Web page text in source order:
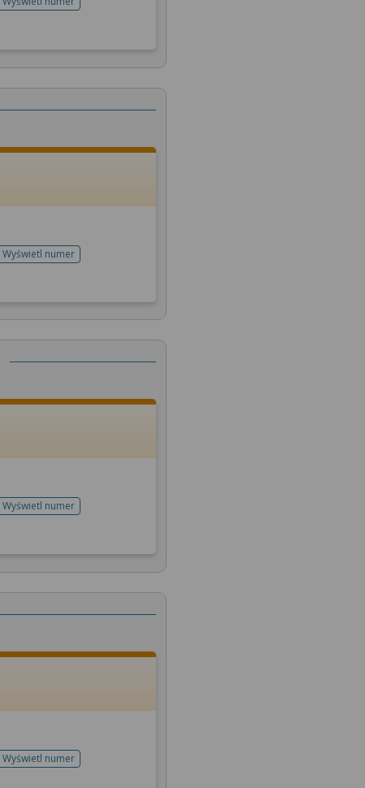
telefonu do rejestracji
Wyświetl numertelefonu do rejestracji
Wyświetl numertelefonu do rejestracji
Wyświetl numertelefonu do rejestracji